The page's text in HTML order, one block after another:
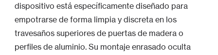
dispositivo está específicamente diseñado para
empotrarse de forma limpia y discreta en los
travesaños superiores de puertas de madera o
perfiles de aluminio. Su montaje enrasado oculta